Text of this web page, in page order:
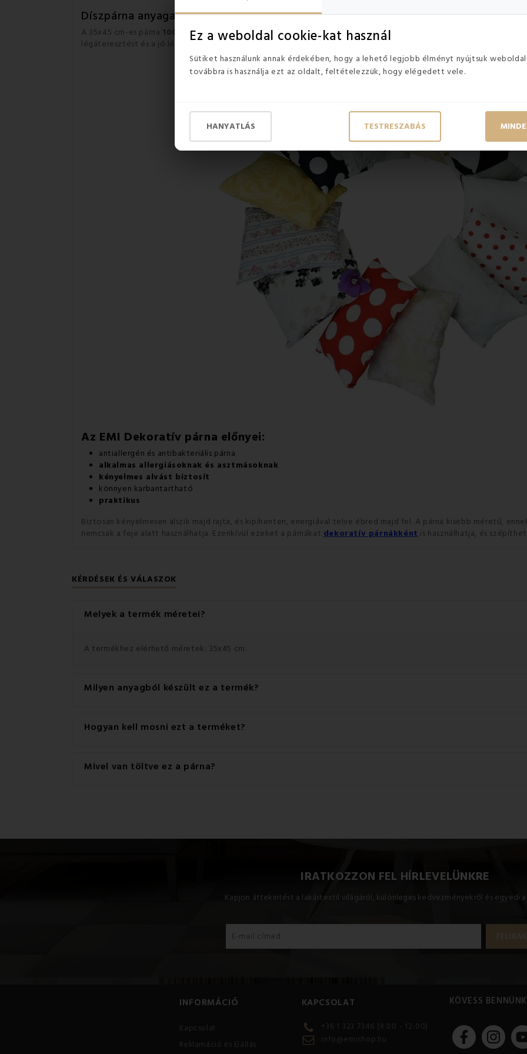
Ez a weboldal cookie-kat használ
Sütiket használunk annak érdekében, hogy a lehető legjobb élményt nyújtsuk
továbbra is használja ezt az oldalt, feltételezzük, hogy elégedett vele.
HANYATLÁS TESTRESZABÁS
Díszpárna anyaga
A 35x45 cm-es párna 100% pamutvászonbólkészült, a belső töltet pedigantibakteriális szintetikus üreges
légáteresztést és a jó lélegző képességet.
Az EMI Dekoratív párna előnyei:
antiallergén és antibakteriális párna
alkalmas allergiásoknak és asztmásoknak
kényelmes alvást biztosít
könnyen karbantartható
praktikus
Biztosan kényelmesen alszik majd rajta, és kipihenten, energiával telve ébred majd fel. A párna kisebb méretű,
nemcsak a feje alatt használhatja. Ezenkívül ezeket a párnákat dekoratív párnákkéntis használhatja, és
KÉRDÉSEK ÉS VÁLASZOK
Melyek a termék méretei?
A termékhez elérhető méretek: 35x45 cm.
Milyen anyagból készült ez a termék?
Ez a termék kiváló minőségű anyagból készült: 100% pamut.
Hogyan kell mosni ezt a terméket?
A legjobb eredmény érdekében javasoljuk, hogy a terméket 30°C-on mossa.
Mivel van töltve ez a párna?
IRATKOZZON FEL HÍRLEVELÜNKRE
Kapjon áttekintést a lakástextil világáról, különleges kedvezményekről és egyedi
INFORMÁCIÓ
Kapcsolat
Reklamáció és Elállás
KAPCSOLAT
+36 1 323 7346 (8:00 - 12:00)
info@emishop.hu
KÖVESS